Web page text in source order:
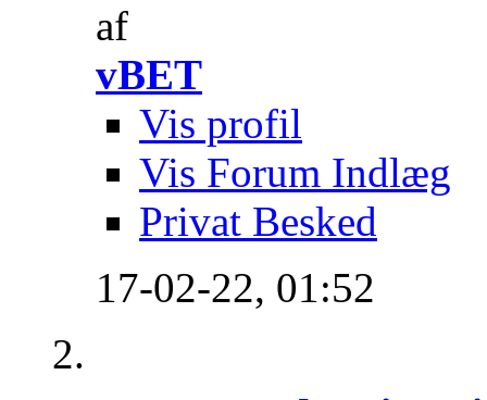
af
vBET
Vis profil
Vis Forum Indlæg
Privat Besked
17-02-22, 01:52